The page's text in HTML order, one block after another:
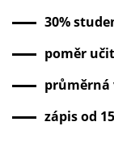
30%
poměr
průměrná
zápis od